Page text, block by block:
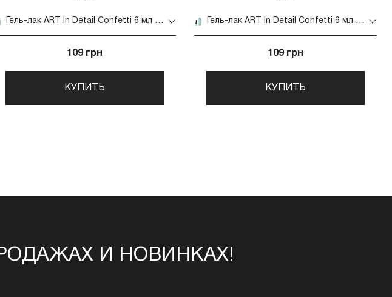
Гель-лак ART In Detail Confetti 6 мл (001)
109 грн
КУПИТЬ
Гель-лак ART In Detail Confetti 6 мл (004)
109 грн
КУПИТЬ
И НОВИНКАХ!